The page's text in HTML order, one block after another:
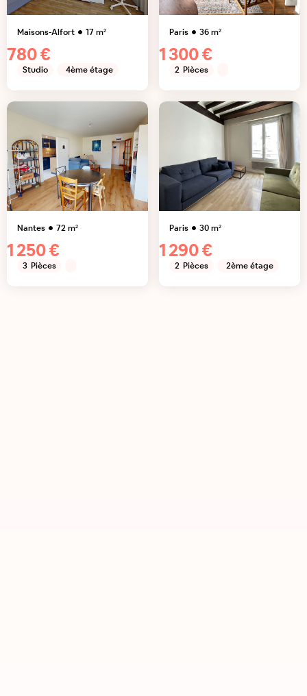
Maisons-Alfort 17m²
780 €
Studio 4ème étage
Paris 36m²
1 300 €
2 Pièces
Nantes 72m²
1 250 €
3 Pièces
Paris 30m²
1 290 €
2 Pièces 2ème étage